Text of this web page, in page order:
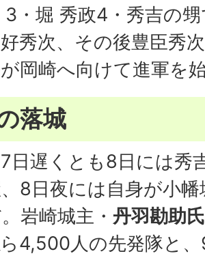
3・堀 秀政4・秀吉の
好秀次、その後豊臣秀
岡崎へ向けて進軍を
落城
日遅くとも8日には秀
8日夜には自身が小
岩崎城主・ 丹羽勘助
ら4,500人の先発隊と